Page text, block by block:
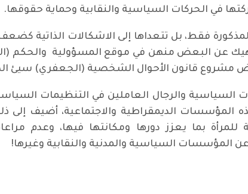
في الحركات السياسية والنقابية وحماية حقوقها.
فقط، بل تتعداها إلى الاشكالات
عن البعض منهن في موقع المسؤولية والحكم
مشروع قانون الأحوال الشخصية (الجعفري) سيئ
والرجال العاملين في التنظيمات
الديمقراطية والاجتماعية، أضيف إلى
للمرأة بما يعزز دورها ومكانتها فيها، وعدم
المؤسسات السياسية والمدنية والنقابية وغيرها!
/ علاء عبد الوهاب